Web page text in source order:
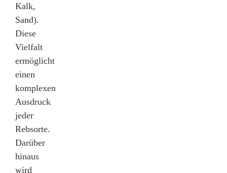
Kalk,
Sand).
Diese
Vielfalt
ermöglicht
einen
komplexen
Ausdruck
jeder
Rebsorte.
Darüber
hinaus
wird